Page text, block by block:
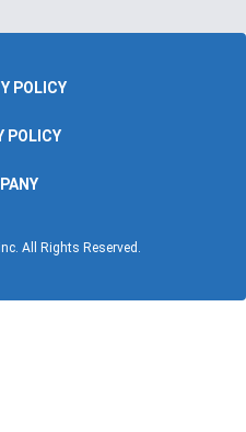
POLICY
POLICY
All Rights Reserved.